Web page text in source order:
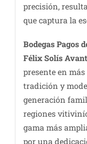
precisión,
que captura la
Bodegas Pagos
Félix Solís
presente en más
tradición y
generación
regiones
gama más
por una